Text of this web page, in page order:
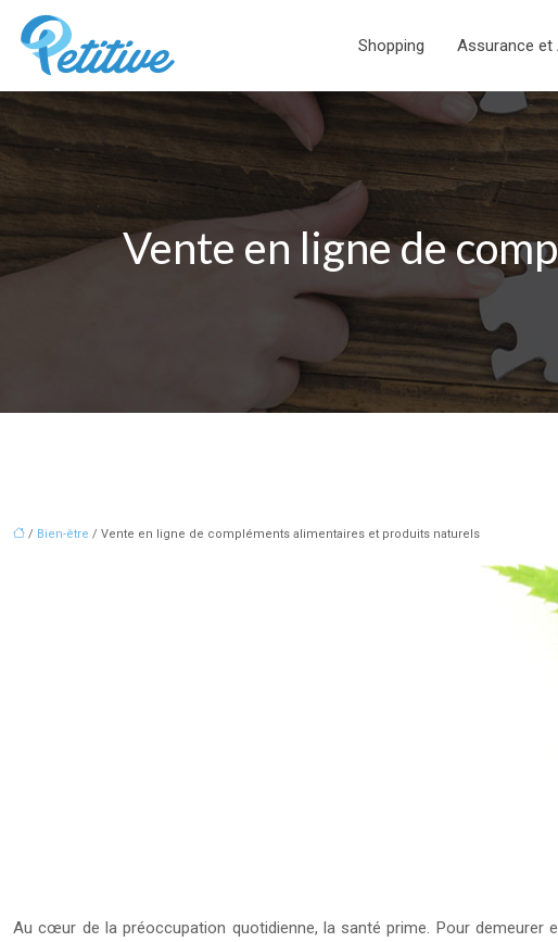
Shopping Assurance et
Vente en ligne de
/ Bien-être / Vente en ligne de compléments alimentaires et produits naturels
Au cœur de la préoccupation quotidienne, la santé prime. Pour demeurer